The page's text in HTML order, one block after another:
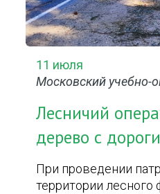
11 июля
Московский
Лесничий
дерево с дороги
При проведении
территории